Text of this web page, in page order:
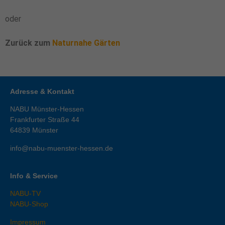
oder
Zurück zum Naturnahe Gärten
Adresse & Kontakt
NABU Münster-Hessen
Frankfurter Straße 44
64839 Münster
info@nabu-muenster-hessen.de
Info & Service
NABU-TV
NABU-Shop
Impressum